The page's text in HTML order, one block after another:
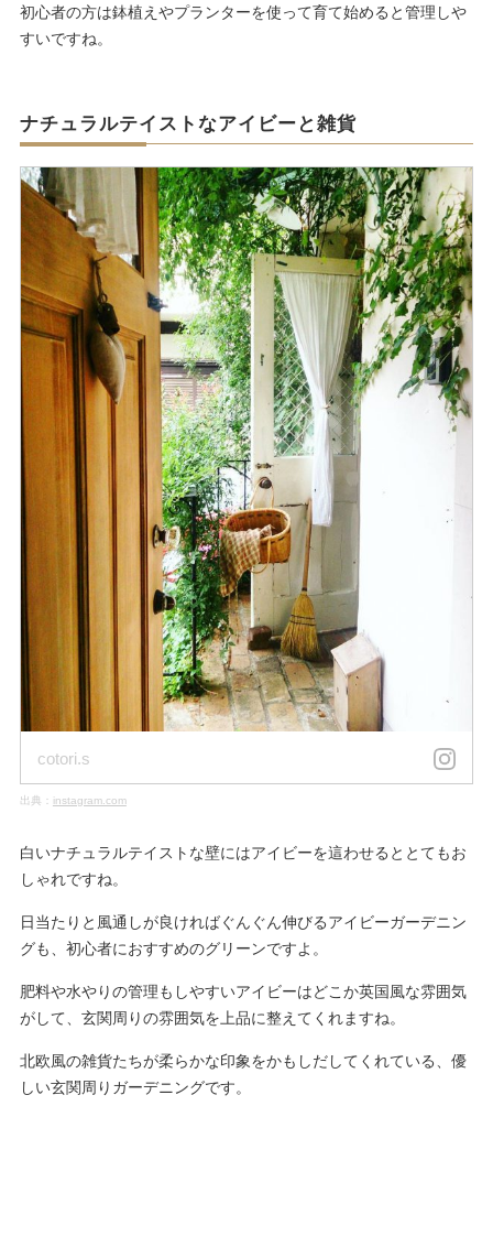
初心者の方は鉢植えやプランターを使って育て始めると管理しや
すいですね。
ナチュラルテイストなアイビーと雑貨
cotori.s
出典： instagram.com
白いナチュラルテイストな壁にはアイビーを這わせるととてもお
しゃれですね。
日当たりと風通しが良ければぐんぐん伸びるアイビーガーデニン
グも、初心者におすすめのグリーンですよ。
肥料や水やりの管理もしやすいアイビーはどこか英国風な雰囲気
がして、玄関周りの雰囲気を上品に整えてくれますね。
北欧風の雑貨たちが柔らかな印象をかもしだしてくれている、優
しい玄関周りガーデニングです。